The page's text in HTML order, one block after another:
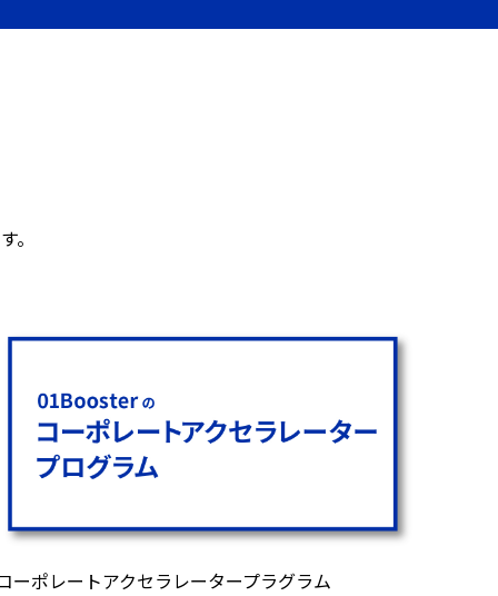
。
ーポレートアクセラレータープラグラム